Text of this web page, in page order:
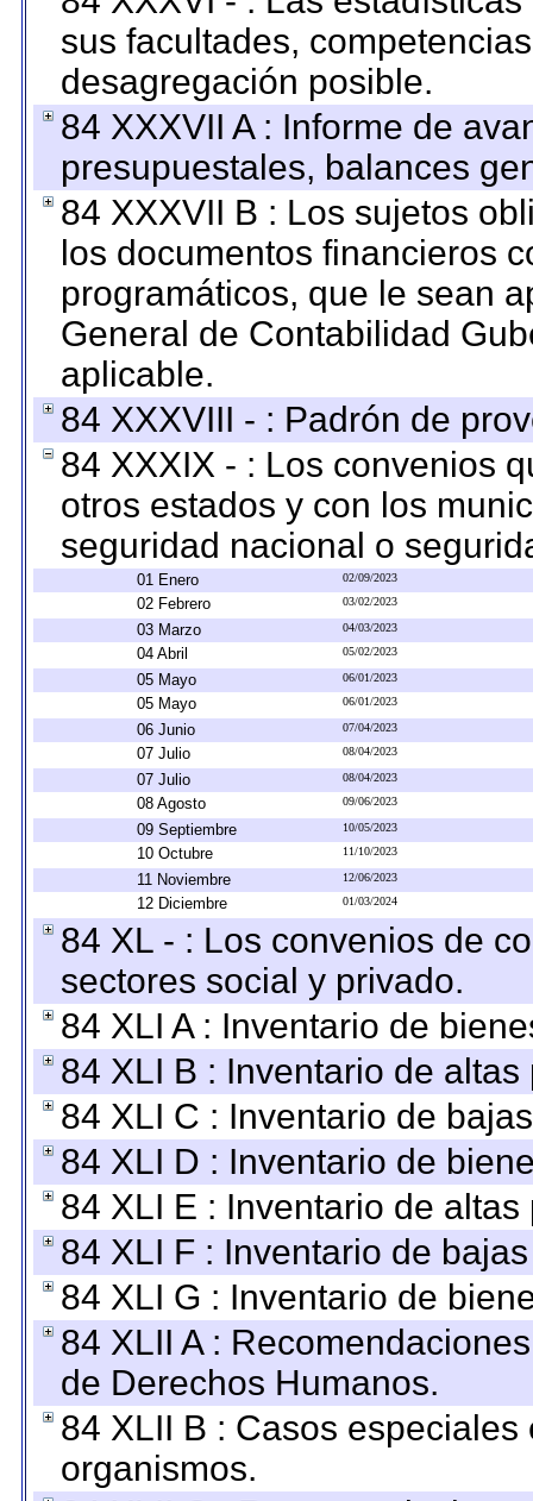
sus facultades,
desagregación posible.
84 XXXVII A : Informe de
presupuestales, balances
84 XXXVII B : Los sujetos
los documentos financieros
programáticos, que le sean
General de Contabilidad
aplicable.
84 XXXVIII - : Padrón de
84 XXXIX - : Los convenios
otros estados y con los
seguridad nacional o
01 Enero 02/09/2023
02 Febrero 03/02/2023
03 Marzo 04/03/2023
04 Abril 05/02/2023
05 Mayo 06/01/2023
05 Mayo 06/01/2023
06 Junio 07/04/2023
07 Julio 08/04/2023
07 Julio 08/04/2023
08 Agosto 09/06/2023
09 Septiembre 10/05/2023
10 Octubre 11/10/2023
11 Noviembre 12/06/2023
12 Diciembre 01/03/2024
84 XL - : Los convenios de
sectores social y privado.
84 XLI A : Inventario de
84 XLI B : Inventario de
84 XLI C : Inventario de
84 XLI D : Inventario de
84 XLI E : Inventario de
84 XLI F : Inventario de
84 XLI G : Inventario de
84 XLII A :
de Derechos Humanos.
84 XLII B : Casos
organismos.